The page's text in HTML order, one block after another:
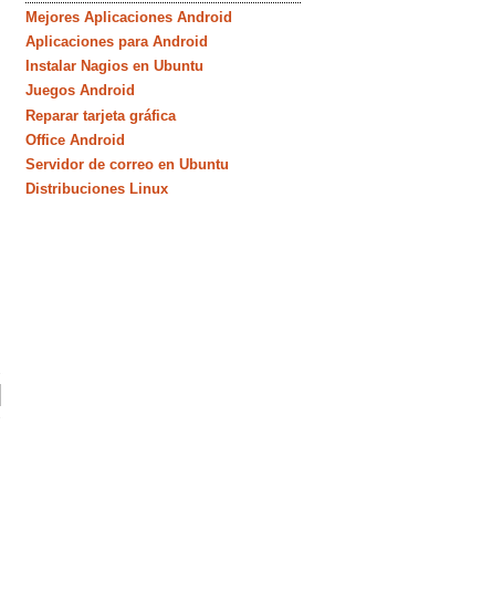
Mejores Aplicaciones Android
Aplicaciones para Android
Instalar Nagios en Ubuntu
Juegos Android
Reparar tarjeta gráfica
Office Android
Servidor de correo en Ubuntu
Distribuciones Linux